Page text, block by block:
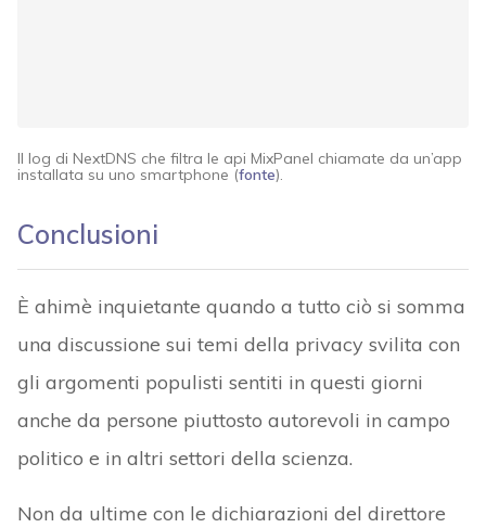
Il log di NextDNS che filtra le api MixPanel chiamate da un’app
installata su uno smartphone (fonte).
Conclusioni
È ahimè inquietante quando a tutto ciò si somma
una discussione sui temi della privacy svilita con
gli argomenti populisti sentiti in questi giorni
anche da persone piuttosto autorevoli in campo
politico e in altri settori della scienza.
Non da ultime con le dichiarazioni del direttore